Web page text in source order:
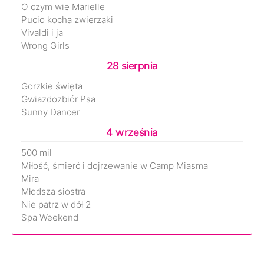
O czym wie Marielle
Pucio kocha zwierzaki
Vivaldi i ja
Wrong Girls
28 sierpnia
Gorzkie święta
Gwiazdozbiór Psa
Sunny Dancer
4 września
500 mil
Miłość, śmierć i dojrzewanie w Camp Miasma
Mira
Młodsza siostra
Nie patrz w dół 2
Spa Weekend